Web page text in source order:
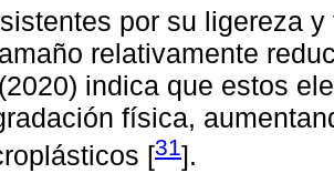
por su ligereza
relativamente
indica que estos
física,
[31].